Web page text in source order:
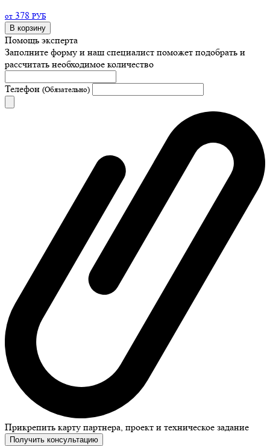
от 378 РУБ
В корзину
Помощь эксперта
Заполните форму и наш специалист поможет подобрать и
рассчитать необходимое количество
Телефон (Обязательно)
Прикрепить карту партнера, проект и техническое задание
Получить консультацию